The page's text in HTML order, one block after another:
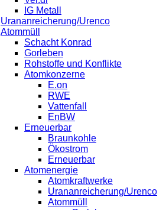
IG Metall
Urananreicherung/Urenco
Atommüll
Schacht Konrad
Gorleben
Rohstoffe und Konflikte
Atomkonzerne
E.on
RWE
Vattenfall
EnBW
Erneuerbar
Braunkohle
Ökostrom
Erneuerbar
Atomenergie
Atomkraftwerke
Urananreicherung/Urenco
Atommüll